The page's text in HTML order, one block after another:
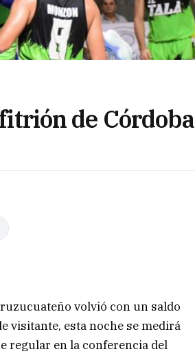
de Córdoba
volvió con un saldo
visitante, esta noche se medirá
regular en la conferencia del